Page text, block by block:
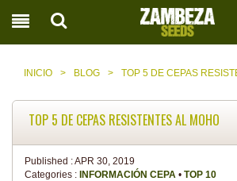
INICIO > BLOG > TOP 5 DE CEPAS
TOP 5 DE CEPAS RESISTENTES AL MOHO
Published :APR 30, 2019
Categories : INFORMACIÓN CEPA • TOP 10